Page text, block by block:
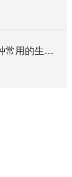
Elisa检测试剂盒是一种常用的生物化学分析技术